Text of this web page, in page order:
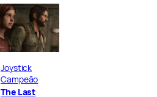
Joystick
Campeão
The Last